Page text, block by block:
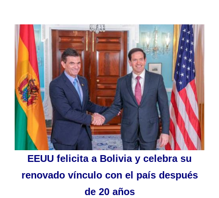
EEUU felicita a Bolivia y celebra su
renovado vínculo con el país después
de 20 años